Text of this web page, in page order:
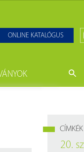
ONLINE KATALÓGUS
CÍMKÉK
20.